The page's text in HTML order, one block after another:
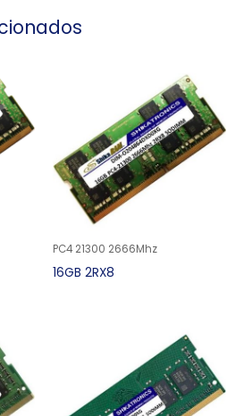
PC4 21300 2666Mhz
16GB 2RX8